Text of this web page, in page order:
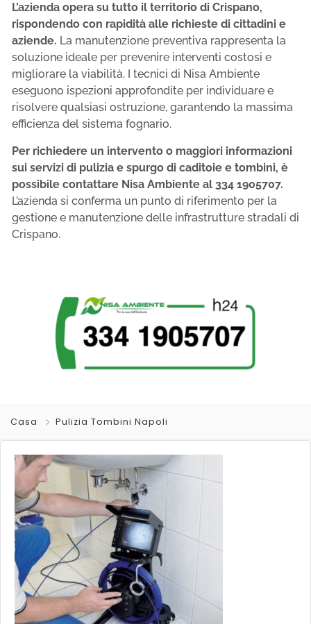
L’azienda opera su tutto il territorio di Crispano,
rispondendo con rapidità alle richieste di cittadini e
aziende. La manutenzione preventiva rappresenta la
soluzione ideale per prevenire interventi costosi e
migliorare la viabilità. I tecnici di Nisa Ambiente
eseguono ispezioni approfondite per individuare e
risolvere qualsiasi ostruzione, garantendo la massima
efficienza del sistema fognario.
Per richiedere un intervento o maggiori informazioni
sui servizi di pulizia e spurgo di caditoie e tombini, è
possibile contattare Nisa Ambiente al 334 1905707.
L’azienda si conferma un punto di riferimento per la
gestione e manutenzione delle infrastrutture stradali di
Crispano.
Casa Pulizia Tombini Napoli